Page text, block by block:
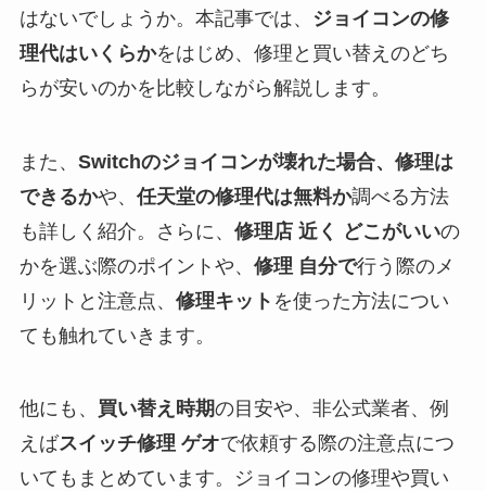
はないでしょうか。本記事では、
ジョイコンの修
理代はいくらかをはじめ、修理と買い替えのどち
らが安いのかを比較しながら解説します。
また、 Switchのジョイコンが壊れた場合、修理は
できるかや、 任天堂の修理代は無料か調べる方法
も詳しく紹介。さらに、 修理店 近く どこがいいの
かを選ぶ際のポイントや、 修理 自分で行う際のメ
リットと注意点、 修理キット を使った方法につい
ても触れていきます。
他にも、 買い替え時期の目安や、非公式業者、例
えばスイッチ修理 ゲオで依頼する際の注意点につ
いてもまとめています。ジョイコンの修理や買い